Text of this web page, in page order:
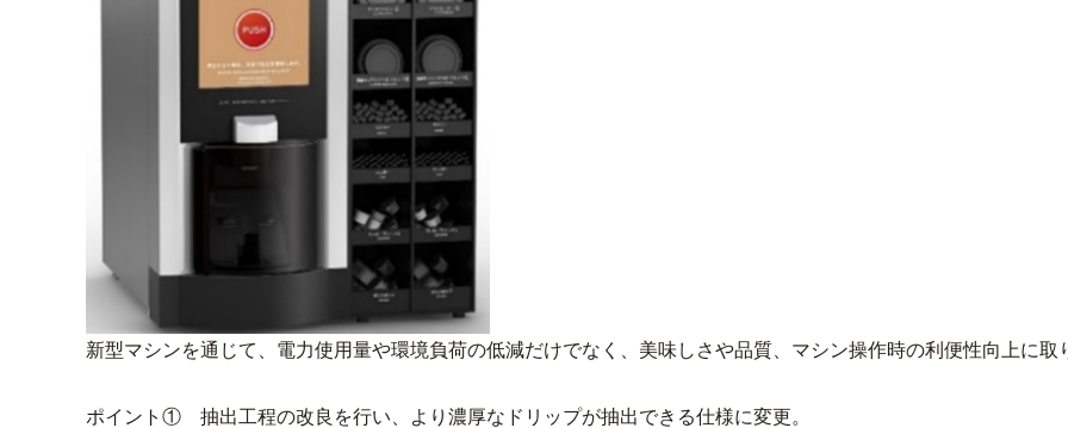
新型マシンを通じて、電力使用量や環境負荷の低減だけでなく、美味しさや品質、マシン操作時の利便性向上に取
ポイント① 抽出工程の改良を行い、より濃厚なドリップが抽出できる仕様に変更。